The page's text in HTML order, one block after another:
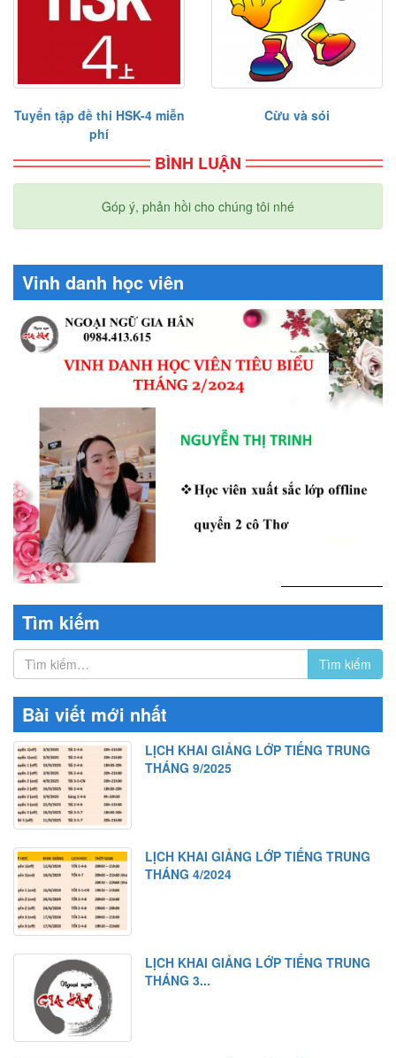
Tuyển tập đề thi HSK-4 miễn
phí
Cừu và sói
BÌNH LUẬN
Góp ý, phản hồi cho chúng tôi nhé
Vinh danh học viên
Tìm kiếm
Bài viết mới nhất
LỊCH KHAI GIẢNG LỚP TIẾNG TRUNG
THÁNG 9/2025
LỊCH KHAI GIẢNG LỚP TIẾNG TRUNG
THÁNG 4/2024
LỊCH KHAI GIẢNG LỚP TIẾNG TRUNG
THÁNG 3...